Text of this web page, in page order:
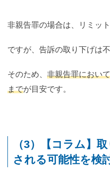
非親告罪の場合は、リミッ
ですが、告訴の取り下げは
そのため、 非親告罪におい
までが目安です。
（3）【コラム】
される可能性を検